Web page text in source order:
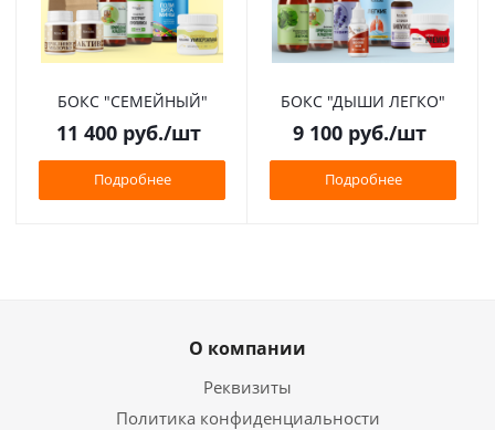
БОКС "СЕМЕЙНЫЙ"
11 400руб./шт
Подробнее
БОКС "ДЫШИ ЛЕГКО"
9 100руб./шт
Подробнее
О компании
Реквизиты
Политика конфиденциальности